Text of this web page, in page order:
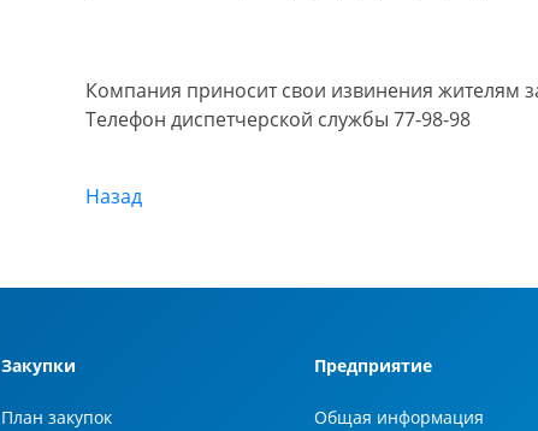
Компания приносит свои извинения жителям
Телефон диспетчерской службы 77-98-98
Назад
Закупки
План закупок
Предприятие
Общая информация